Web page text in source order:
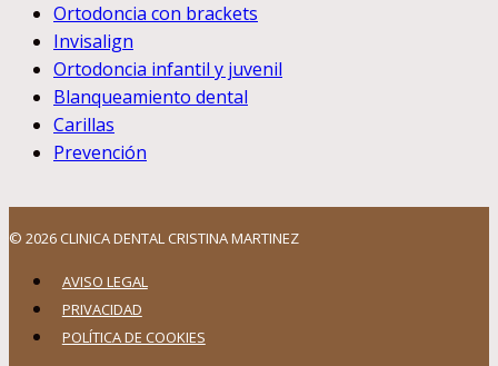
Ortodoncia con brackets
Invisalign
Ortodoncia infantil y juvenil
Blanqueamiento dental
Carillas
Prevención
© 2026 CLINICA DENTAL CRISTINA MARTINEZ
AVISO LEGAL
PRIVACIDAD
POLÍTICA DE COOKIES